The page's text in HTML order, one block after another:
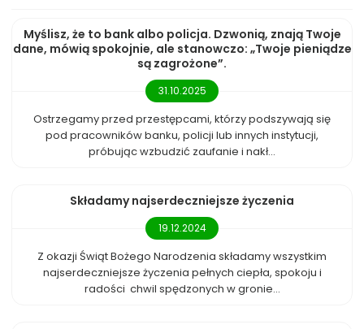
Myślisz, że to bank albo policja. Dzwonią, znają Twoje
dane, mówią spokojnie, ale stanowczo: „Twoje pieniądze
są zagrożone”.
31.10.2025
Ostrzegamy przed przestępcami, którzy podszywają się
pod pracowników banku, policji lub innych instytucji,
próbując wzbudzić zaufanie i nakł...
Składamy najserdeczniejsze życzenia
19.12.2024
Z okazji Świąt Bożego Narodzenia składamy wszystkim
najserdeczniejsze życzenia pełnych ciepła, spokoju i
radości chwil spędzonych w gronie...